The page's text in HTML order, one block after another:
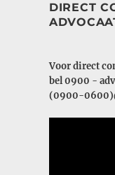
DIRECT
Voor direct
bel 0900 -
(0900-0600)